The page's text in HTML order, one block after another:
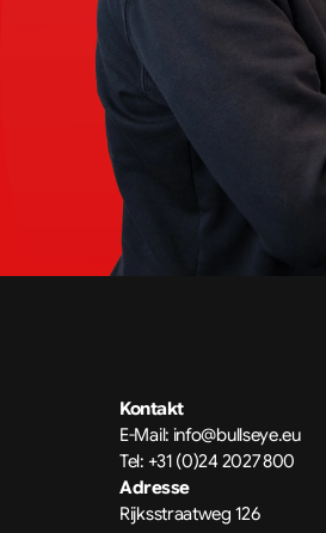
Kontakt
E-Mail: info@bullseye.eu
Tel: +31 (0)24 2027 800
Adresse
Rijksstraatweg 126